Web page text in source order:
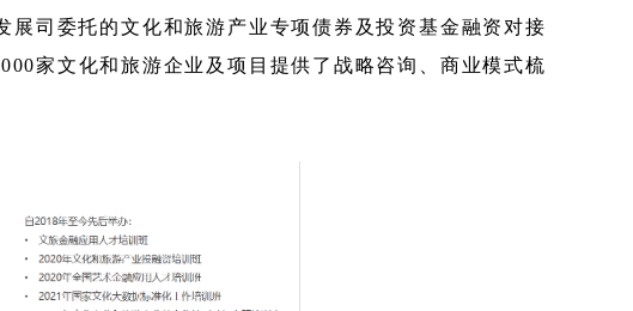
司委托的文化和旅游产业专项债券及投资基金融资对接
家文化和旅游企业及项目提供了战略咨询、商业模式梳